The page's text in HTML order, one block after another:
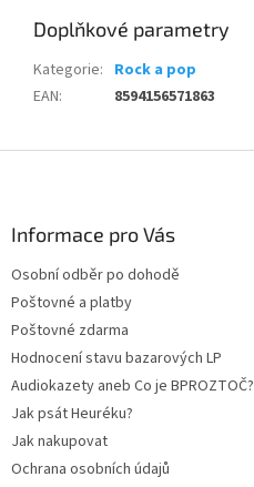
Doplňkové parametry
Kategorie: Rock a pop
EAN: 8594156571863
Informace pro Vás
Osobní odběr po dohodě
Poštovné a platby
Poštovné zdarma
Hodnocení stavu bazarových LP
Audiokazety aneb Co je BPROZTOČ?
Jak psát Heuréku?
Jak nakupovat
Ochrana osobních údajů